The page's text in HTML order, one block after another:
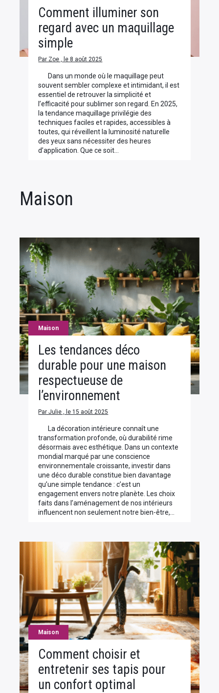
Comment illuminer son
regard avec un maquillage
simple
Par Zoe , le 8 août 2025
Dans un monde où le maquillage peut
souvent sembler complexe et intimidant, il est
essentiel de retrouver la simplicité et
l’efficacité pour sublimer son regard. En 2025,
la tendance maquillage privilégie des
techniques faciles et rapides, accessibles à
toutes, qui réveillent la luminosité naturelle
des yeux sans nécessiter des heures
d’application. Que ce soit…
Maison
Maison
Les tendances déco
durable pour une maison
respectueuse de
l’environnement
Par Julie , le 15 août 2025
La décoration intérieure connaît une
transformation profonde, où durabilité rime
désormais avec esthétique. Dans un contexte
mondial marqué par une conscience
environnementale croissante, investir dans
une déco durable constitue bien davantage
qu’une simple tendance : c’est un
engagement envers notre planète. Les choix
faits dans l’aménagement de nos intérieurs
influencent non seulement notre bien-être,…
Maison
Comment choisir et
entretenir ses tapis pour
un confort optimal